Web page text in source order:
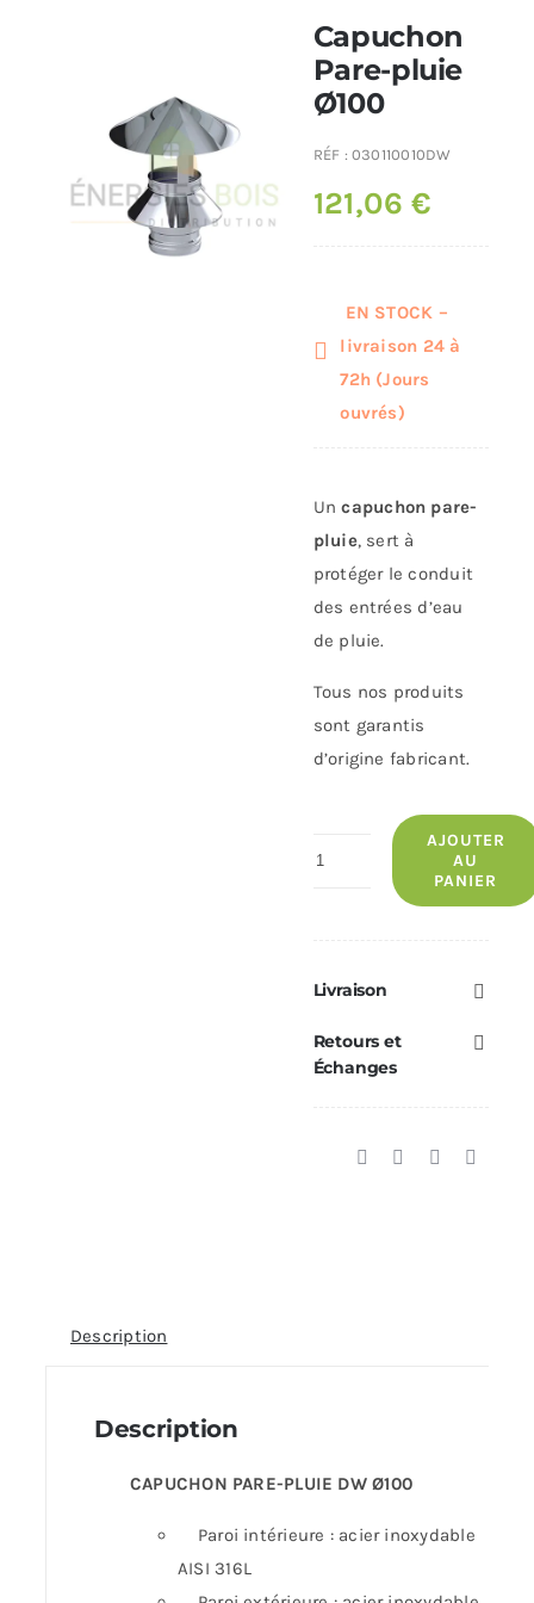
Conduit de fumées
Capuchon
Pare-pluie
Ø100
RÉF :030110010DW
121,06€
EN STOCK –
livraison 24 à
72h (Jours
ouvrés)
Uncapuchon pare-
pluie, sert à
protéger le conduit
des entrées d’eau
de pluie.
Tous nos produits
sont garantis
d’origine fabricant.
quantité
pluie
AJOUTER
AU
PANIER
Livraison
Retours et
Échanges
Description
Description
CAPUCHON PARE-PLUIE DW Ø100
Paroi intérieure : acier inoxydable
AISI 316L